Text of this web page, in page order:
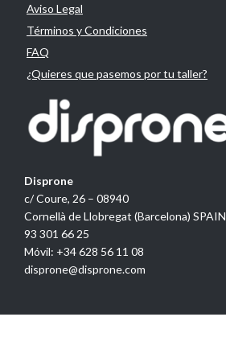
Aviso Legal
Términos y Condiciones
FAQ
¿Quieres que pasemos por tu taller?
Disprone
c/ Coure, 26 – 08940
Cornellà de Llobregat (Barcelona) SPAIN
93 301 66 25
Móvil: +34 628 56 11 08
disprone@disprone.com